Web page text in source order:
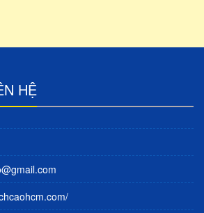
HỆ